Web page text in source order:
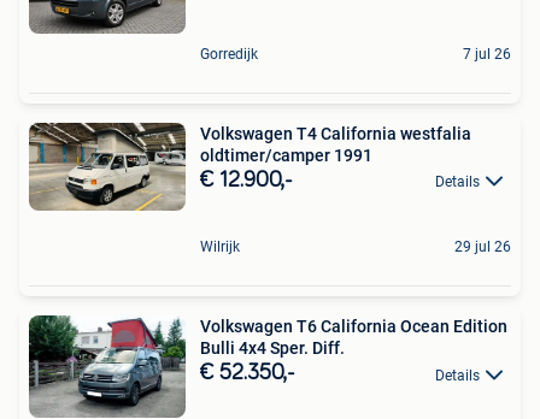
Gorredijk 7 jul 26
Volkswagen T4 California westfalia
oldtimer/camper 1991
€ 12.900,- Details
Wilrijk 29 jul 26
Volkswagen T6 California Ocean Edition
Bulli 4x4 Sper. Diff.
€ 52.350,- Details